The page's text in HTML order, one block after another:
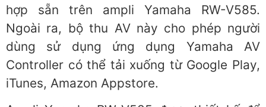
hợp sẵn trên ampli Yamaha RW-V585.
Ngoài ra, bộ thu AV này cho phép người
dùng sử dụng ứng dụng Yamaha AV
Controller có thể tải xuống từ Google Play,
iTunes, Amazon Appstore.